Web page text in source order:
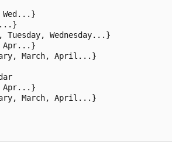
Wednesday...}
Apr...}
March, April...}
Apr...}
March, April...}